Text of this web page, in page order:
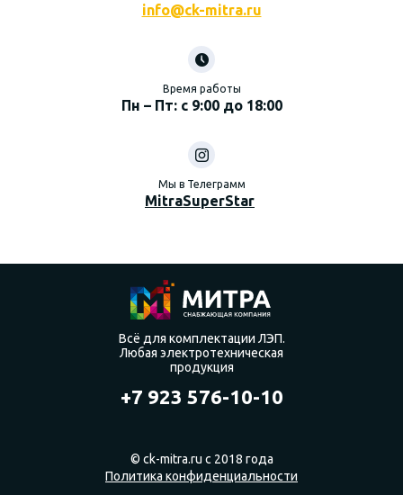
info@ck-mitra.ru
Время работы
Пн – Пт: с 9:00 до 18:00
Мы в Телеграмм
MitraSuperStar
Всё для комплектации ЛЭП.
Любая электротехническая
продукция
+7 923 576-10-10
© ck-mitra.ru с 2018 года
Политика конфиденциальности